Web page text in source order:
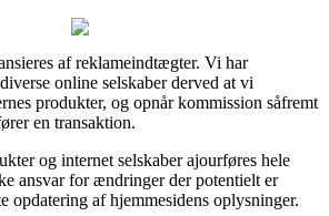
af reklameindtægter. Vi har
online selskaber derved at vi
produkter, og opnår kommission såfremt
en transaktion.
og internet selskaber ajourføres hele
ansvar for ændringer der potentielt er
opdatering af hjemmesidens oplysninger.